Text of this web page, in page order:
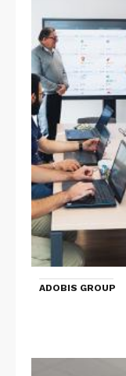
ADOBIS GROUP